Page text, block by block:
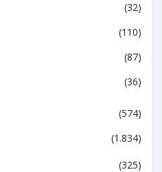
(32)
(110)
(87)
(36)
(574)
(1.834)
(325)